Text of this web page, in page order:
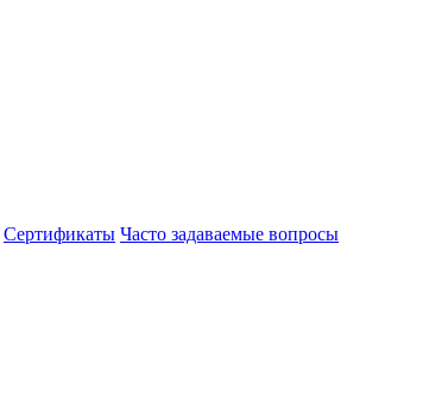
Сертификаты Часто задаваемые вопросы